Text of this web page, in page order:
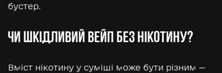
бустер.
ЧИ ШКІДЛИВИЙ ВЕЙП БЕЗ НІКОТИНУ?
Вміст нікотину у суміші може бути різним —